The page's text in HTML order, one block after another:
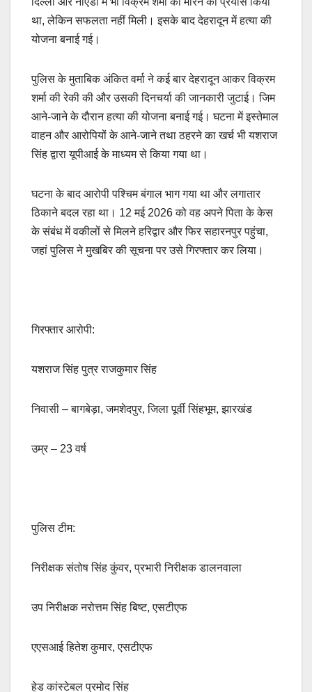
था, लेकिन सफलता नहीं मिली। इसके बाद देहरादून में हत्या की
योजना बनाई गई।
पुलिस के मुताबिक अंकित वर्मा ने कई बार देहरादून आकर विक्रम
शर्मा की रेकी की और उसकी दिनचर्या की जानकारी जुटाई। जिम
आने-जाने के दौरान हत्या की योजना बनाई गई। घटना में इस्तेमाल
वाहन और आरोपियों के आने-जाने तथा ठहरने का खर्च भी यशराज
सिंह द्वारा यूपीआई के माध्यम से किया गया था।
घटना के बाद आरोपी पश्चिम बंगाल भाग गया था और लगातार
ठिकाने बदल रहा था। 12 मई 2026 को वह अपने पिता के केस
के संबंध में वकीलों से मिलने हरिद्वार और फिर सहारनपुर पहुंचा,
जहां पुलिस ने मुखबिर की सूचना पर उसे गिरफ्तार कर लिया।
गिरफ्तार आरोपी:
यशराज सिंह पुत्र राजकुमार सिंह
निवासी – बागबेड़ा, जमशेदपुर, जिला पूर्वी सिंहभूम, झारखंड
उम्र – 23 वर्ष
पुलिस टीम:
निरीक्षक संतोष सिंह कुंवर, प्रभारी निरीक्षक डालनवाला
उप निरीक्षक नरोत्तम सिंह बिष्ट, एसटीएफ
एएसआई हितेश कुमार, एसटीएफ
हेड कांस्टेबल प्रमोद सिंह